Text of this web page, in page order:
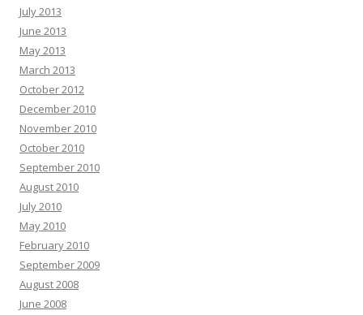
July 2013
June 2013
May 2013
March 2013
October 2012
December 2010
November 2010
October 2010
September 2010
August 2010
July 2010
May 2010
February 2010
September 2009
August 2008
June 2008